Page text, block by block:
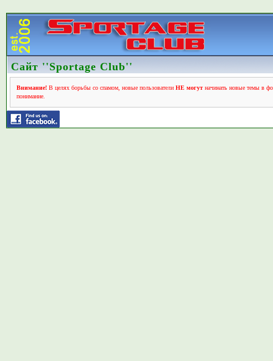
Сайт ''Sportage Club''
Внимание!В целях борьбы со спамом, новые пользователи НЕ могутначинать новые темы в
понимание.